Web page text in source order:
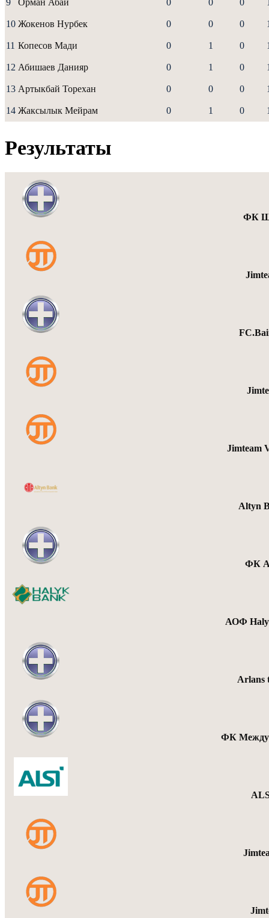
9 Орман Абай 0 0 0
10 Жокенов Нурбек 0 0 0
11 Копесов Мади 0 1 0
12 Абишаев Данияр 0 1 0
13 Артыкбай Торехан 0 0 0
14 Жаксылык Мейрам 0 1 0
Результаты
ФК
Jimteam
Altyn
ФК
АОФ
Arlans
ФК